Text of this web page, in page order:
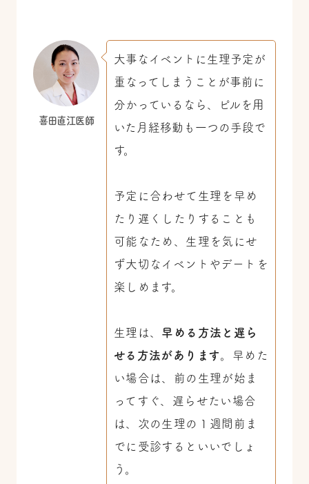
喜田直江医師
大事なイベントに生理予定が
重なってしまうことが事前に
分かっているなら、ピルを用
いた月経移動も一つの手段で
す。
予定に合わせて生理を早め
たり遅くしたりすることも
可能なため、生理を気にせ
ず大切なイベントやデートを
楽しめます。
生理は、 早める方法と遅ら
せる方法があります 。早めた
い場合は、前の生理が始ま
ってすぐ、遅らせたい場合
は、次の生理の１週間前ま
でに受診するといいでしょ
う。